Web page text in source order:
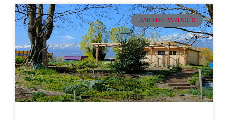
JARDINS PARTAGÉS